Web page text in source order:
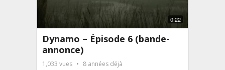
0:22
Dynamo – Épisode 6 (bande-
annonce)
1,033 vues 8 années déjà